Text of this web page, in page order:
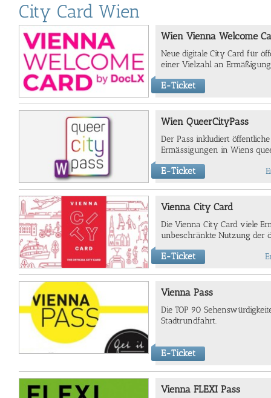
City Card Wien
Wien Vienna Welcome
Neue digitale City Card für
einer Vielzahl an
E-Ticket
Wien QueerCityPass
Der Pass inkludiert
Ermässigungen in Wiens
E-Ticket
Vienna City Card
Die Vienna City Card viele
unbeschränkte Nutzung der
E-Ticket
Vienna Pass
Die TOP 90
Stadtrundfahrt.
E-Ticket
Vienna FLEXI Pass